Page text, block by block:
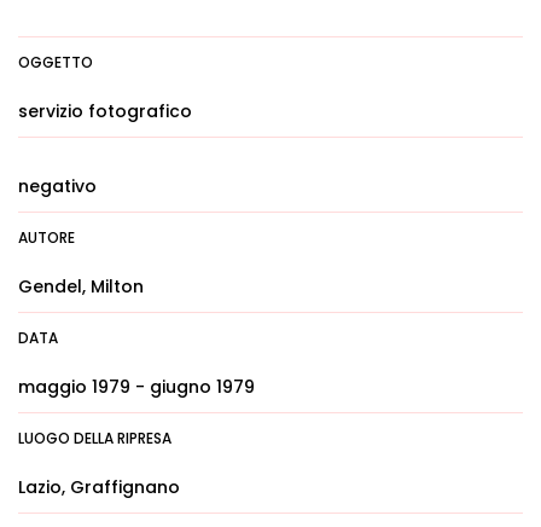
OGGETTO
servizio fotografico
negativo
AUTORE
Gendel, Milton
DATA
maggio 1979 - giugno 1979
LUOGO DELLA RIPRESA
Lazio, Graffignano